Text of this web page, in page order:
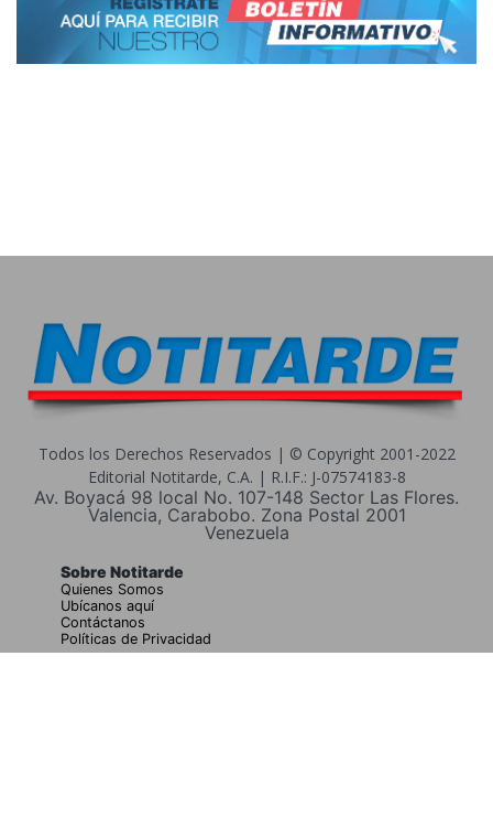
Todos los Derechos Reservados | © Copyright 2001-2022
Editorial Notitarde, C.A. | R.I.F.: J-07574183-8
Av. Boyacá 98 local No. 107-148 Sector Las Flores.
Valencia, Carabobo. Zona Postal 2001
Venezuela
Sobre Notitarde
Quienes Somos
Ubícanos aquí
Contáctanos
Políticas de Privacidad